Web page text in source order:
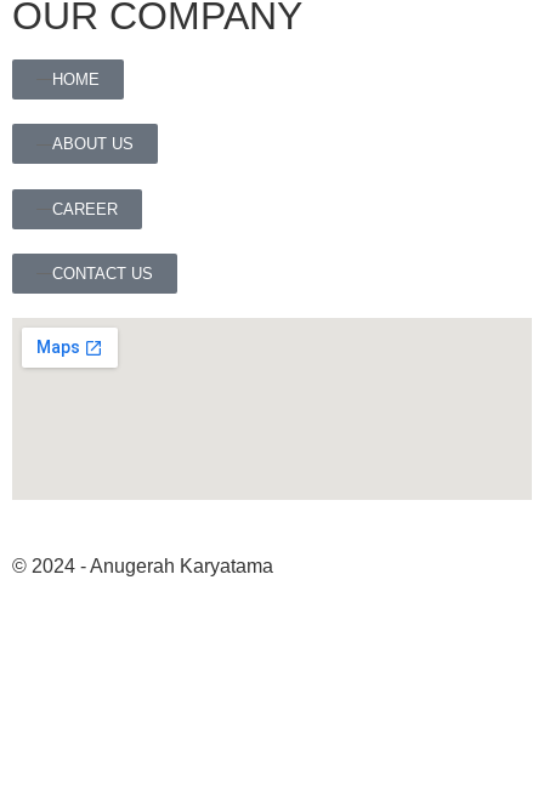
OUR COMPANY
HOME
ABOUT US
CAREER
CONTACT US
© 2024 - Anugerah Karyatama